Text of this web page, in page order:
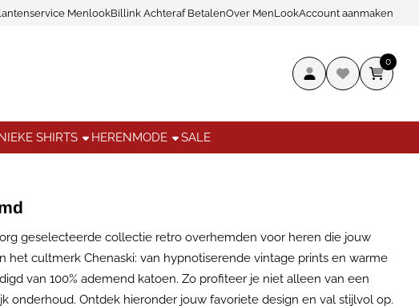
MenlookBillink Achteraf BetalenOver MenLookAccount aanmaken
0
SHIRTS HERENMODE SALE
geselecteerde collectie retro overhemden voor heren die jouw
het cultmerk Chenaski: van hypnotiserende vintage prints en warme
van 100% ademend katoen. Zo profiteer je niet alleen van een
Ontdek hieronder jouw favoriete design en val stijlvol op.